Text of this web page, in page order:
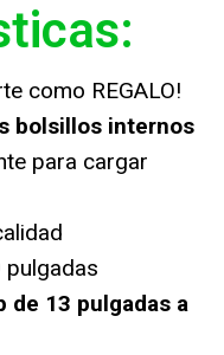
como REGALO!
bolsillos internos
para cargar
pulgadas
de 13 pulgadas a